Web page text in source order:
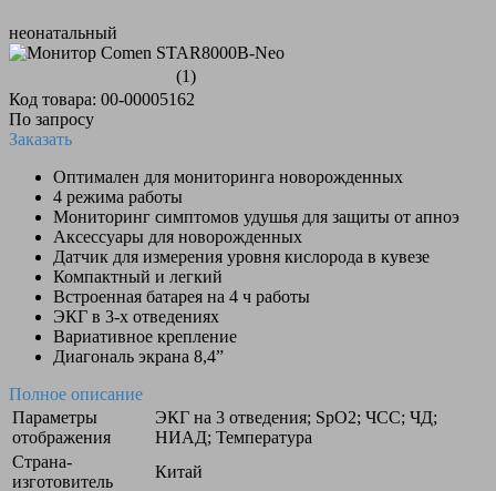
неонатальный
(1)
Код товара: 00-00005162
По запросу
Заказать
Оптимален для мониторинга новорожденных
4 режима работы
Мониторинг симптомов удушья для защиты от апноэ
Аксессуары для новорожденных
Датчик для измерения уровня кислорода в кувезе
Компактный и легкий
Встроенная батарея на 4 ч работы
ЭКГ в 3-х отведениях
Вариативное крепление
Диагональ экрана 8,4”
Полное описание
Параметры
отображения
ЭКГ на 3 отведения; SpO2; ЧСС; ЧД;
НИАД; Температура
Страна-
изготовитель
Китай